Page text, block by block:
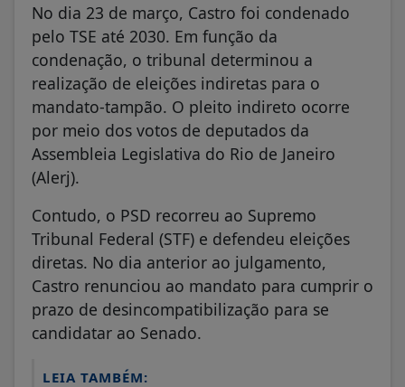
No dia 23 de março, Castro foi condenado
pelo TSE até 2030. Em função da
condenação, o tribunal determinou a
realização de eleições indiretas para o
mandato-tampão. O pleito indireto ocorre
por meio dos votos de deputados da
Assembleia Legislativa do Rio de Janeiro
(Alerj).
Contudo, o PSD recorreu ao Supremo
Tribunal Federal (STF) e defendeu eleições
diretas. No dia anterior ao julgamento,
Castro renunciou ao mandato para cumprir o
prazo de desincompatibilização para se
candidatar ao Senado.
LEIA TAMBÉM: